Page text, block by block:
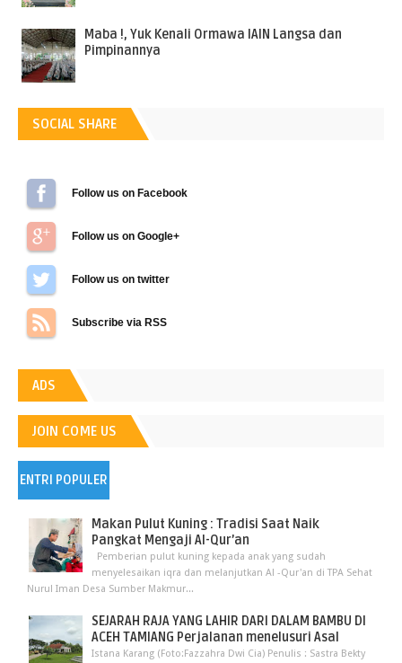
Maba !, Yuk Kenali Ormawa IAIN Langsa dan
Pimpinannya
SOCIAL SHARE
Follow us on Facebook
Follow us on Google+
Follow us on Twitter
Subscribe via RSS
ADS
JOIN COME US
ENTRI POPULER
Makan Pulut Kuning : Tradisi Saat Naik
Pangkat Mengaji Al-Qur’an
Pemberian pulut kuning kepada anak yang sudah
menyelesaikan iqra dan melanjutkan Al -Qur'an di TPA Sehat
Nurul Iman Desa Sumber Makmur...
SEJARAH RAJA YANG LAHIR DARI DALAM BAMBU DI
ACEH TAMIANG Perjalanan menelusuri Asal
Istana Karang (Foto:Fazzahra Dwi Cia) Penulis : Sastra Bekty